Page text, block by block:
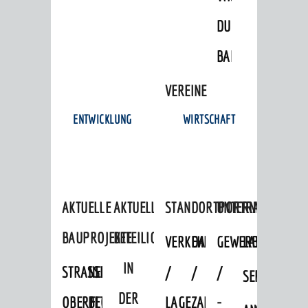
DULGER-
BAD
VEREINE
ENTWICKLUNG
AKTUELLE
BAUPROJEKTE
STRASSENBAUMASSNAHMEN OB
ERFLOCKENBACH
NEUBAU
BETRIEBSGEBÄUDE
AKTUELLE
BETEILIGUNGEN
IN
DER
WIRTSCHAFT
STANDORTPORTRAIT
VERKEHRSANBINDUNG
/
LAGE
DATEN
/
ZAHLEN
UNTERNEHMEN
GEWERBEFLÄCHEN
/
-